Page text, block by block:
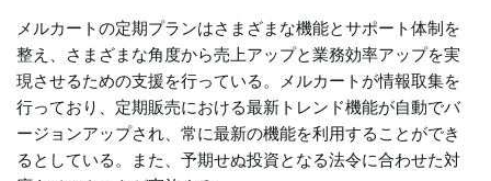
メルカートの定期プランはさまざまな機能とサポート体制を
整え、さまざまな角度から売上アップと業務効率アップを実
現させるための支援を行っている。メルカートが情報取集を
行っており、定期販売における最新トレンド機能が自動でバ
ージョンアップされ、常に最新の機能を利用することができ
るとしている。また、予期せぬ投資となる法令に合わせた対